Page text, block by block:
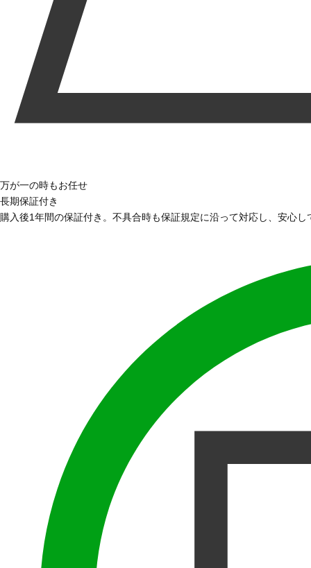
万が一の時もお任せ
長期保証付き
購入後1年間の保証付き。不具合時も保証規定に沿って対応し、安心